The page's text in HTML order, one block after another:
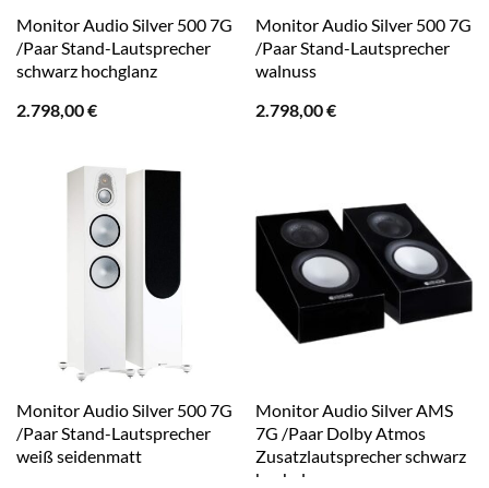
Monitor Audio Silver 500 7G
/Paar Stand-Lautsprecher
schwarz hochglanz
2.798,00€
Monitor Audio Silver 500 7G
/Paar Stand-Lautsprecher
walnuss
2.798,00€
Monitor Audio Silver 500 7G
/Paar Stand-Lautsprecher
weiß seidenmatt
Monitor Audio Silver AMS
7G /Paar Dolby Atmos
Zusatzlautsprecher schwarz
hochglanz